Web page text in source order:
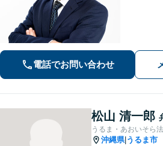
電話でお問い合わせ
松山 清一郎
うるま・あおいそら
沖縄県| うるま市